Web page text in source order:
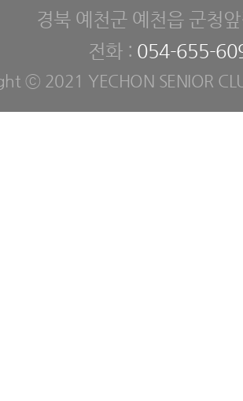
경북 예천군 예천읍 군청
전화 : 054-655-
ⓒ 2021 YECHON SENIOR